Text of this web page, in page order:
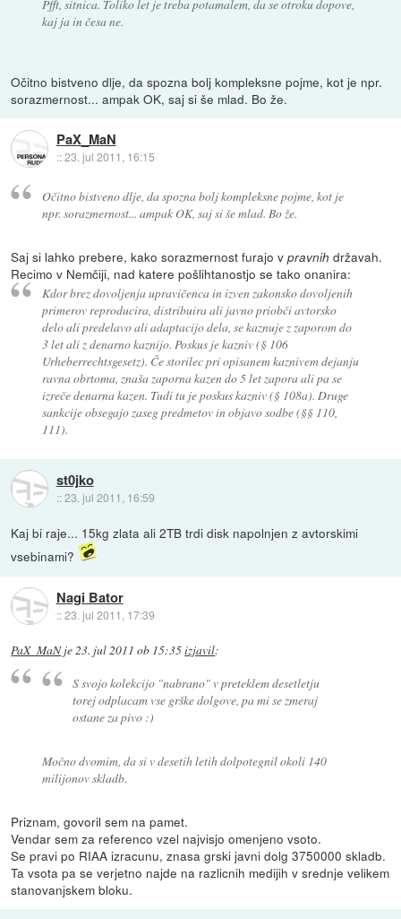
Pfft, sitnica. Toliko let je treba potamalem, da se otroku dopove,
kaj ja in česa ne.
Očitno bistveno dlje, da spozna bolj kompleksne pojme, kot je npr.
sorazmernost... ampak OK, saj si še mlad. Bo že.
PaX_MaN
::23. jul 2011, 16:15
Očitno bistveno dlje, da spozna bolj kompleksne pojme, kot je
npr. sorazmernost... ampak OK, saj si še mlad. Bo že.
Saj si lahko prebere, kako sorazmernost furajo vpravnih državah.
Recimo v Nemčiji, nad katere pošlihtanostjo se tako onanira:
Kdor brez dovoljenja upravičenca in izven zakonsko dovoljenih
primerov reproducira, distribuira ali javno priobči avtorsko
delo ali predelavo ali adaptacijo dela, se kaznuje z zaporom do
3 let ali z denarno kaznijo. Poskus je kazniv (§ 106
Urheberrechtsgesetz). Če storilec pri opisanem kaznivem dejanju
ravna obrtoma, znaša zaporna kazen do 5 let zapora ali pa se
izreče denarna kazen. Tudi tu je poskus kazniv (§ 108a). Druge
sankcije obsegajo zaseg predmetov in objavo sodbe (§§ 110,
111).
st0jko
::23. jul 2011, 16:59
Kaj bi raje... 15kg zlata ali 2TB trdi disk napolnjen z avtorskimi
vsebinami?
Nagi Bator
::23. jul 2011, 17:39
PaX_MaNje23. jul 2011 ob 15:35izjavil:
S svojo kolekcijo "nabrano" v preteklem desetletju
torej odplacam vse grške dolgove, pa mi se zmeraj
ostane za pivo :)
Močno dvomim, da si v desetih letih dolpotegnil okoli 140
milijonov skladb.
Priznam, govoril sem na pamet.
Vendar sem za referenco vzel najvisjo omenjeno vsoto.
Se pravi po RIAA izracunu, znasa grski javni dolg 3750000 skladb.
Ta vsota pa se verjetno najde na razlicnih medijih v srednje velikem
stanovanjskem bloku.